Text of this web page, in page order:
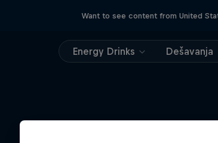
Want to see content from United
Energy Drinks Dešavanja